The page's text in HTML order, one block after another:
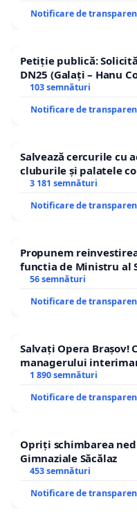
Notificare de
Petiție publică:
DN25 (Galați – Hanu
traseului în afara
103 semnături
Notificare de
Salvează cercurile cu
cluburile și palatele
3 181 semnături
Notificare de
Propunem
functia de Ministru al
56 semnături
Notificare de
Salvați Opera Brașov!
managerului
1 890 semnături
Notificare de
Opriți schimbarea
Gimnaziale Săcălaz
453 semnături
Notificare de